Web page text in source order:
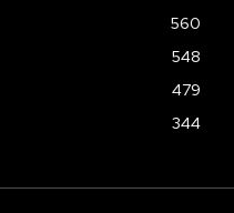
560
548
479
344